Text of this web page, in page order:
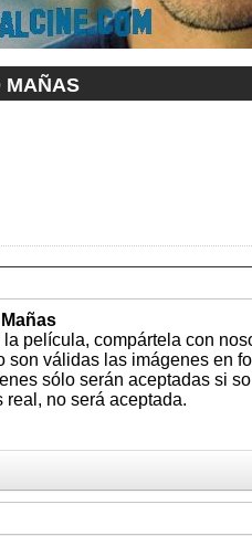
MAÑAS
película, compártela con
son válidas las imágenes en
sólo serán aceptadas si
no será aceptada.